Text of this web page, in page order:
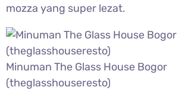
mozza yang super lezat.
Minuman The Glass House Bogor
(theglasshouseresto)